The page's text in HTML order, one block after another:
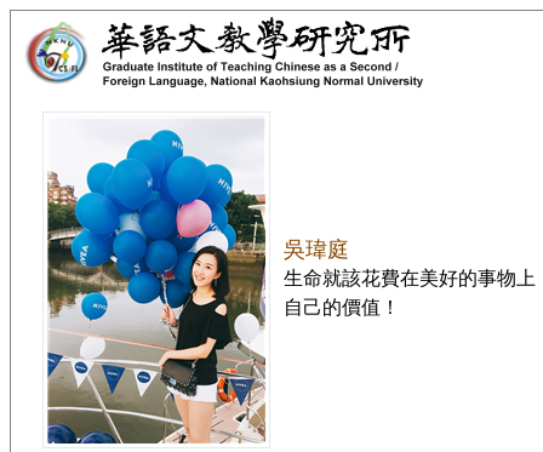
吳瑋庭
生命就該花費在美好的事物上
自己的價值！